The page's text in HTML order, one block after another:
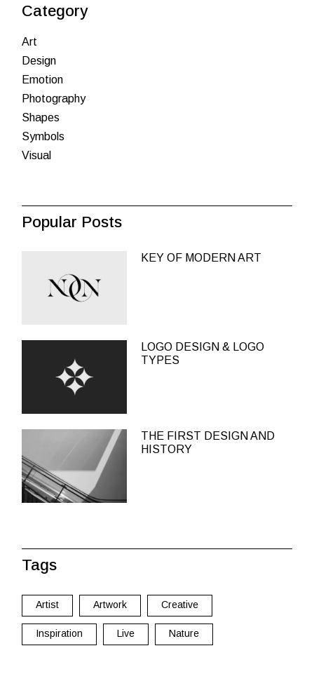
Category
Art
Design
Emotion
Photography
Shapes
Symbols
Visual
Popular Posts
KEY OF MODERN ART
LOGO DESIGN & LOGO
TYPES
THE FIRST DESIGN AND
HISTORY
Tags
Artist Artwork Creative
Inspiration Live Nature